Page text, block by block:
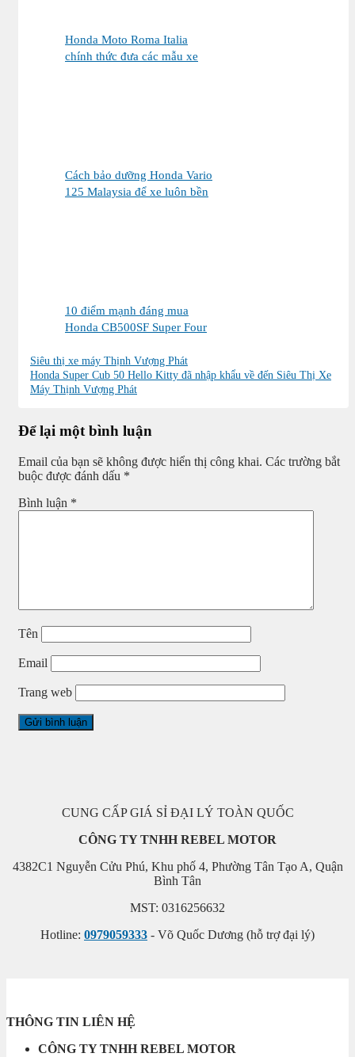
Honda Moto Roma Italia
chính thức đưa các mẫu xe
Cách bảo dưỡng Honda Vario
125 Malaysia để xe luôn bền
10 điểm mạnh đáng mua
Honda CB500SF Super Four
Siêu thị xe máy Thịnh Vượng Phát
Honda Super Cub 50 Hello Kitty đã nhập khẩu về đến Siêu Thị Xe
Máy Thịnh Vượng Phát
Để lại một bình luận
Email của bạn sẽ không được hiển thị công khai. Các trường bắt
buộc được đánh dấu *
Bình luận *
Tên
Email
Trang web
CUNG CẤP GIÁ SỈ ĐẠI LÝ TOÀN QUỐC
CÔNG TY TNHH REBEL MOTOR
4382C1 Nguyễn Cửu Phú, Khu phố 4, Phường Tân Tạo A, Quận
Bình Tân
MST: 0316256632
Hotline: 0979059333 - Võ Quốc Dương (hỗ trợ đại lý)
THÔNG TIN LIÊN HỆ
CÔNG TY TNHH REBEL MOTOR